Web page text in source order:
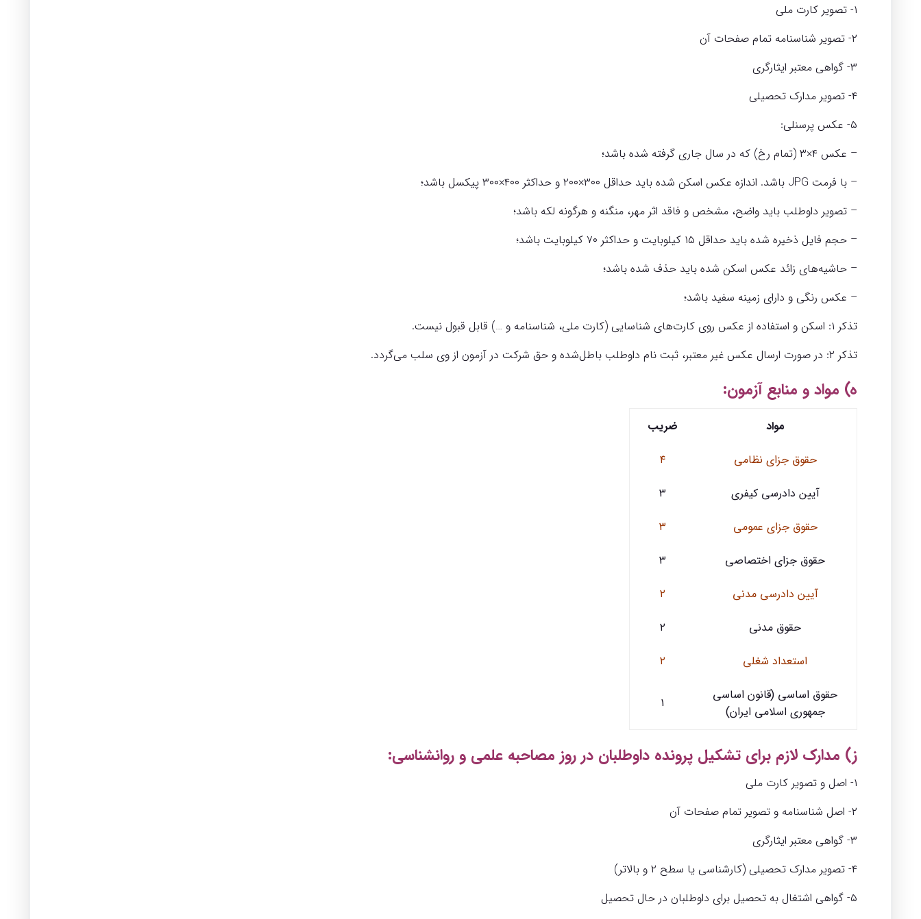
۱- تصویر کارت ملی
۲- تصویر شناسنامه تمام صفحات آن
۳- گواهی معتبر ایثارگری
۴- تصویر مدارک تحصیلی
۵- عکس پرسنلی:
– عکس ۴×۳ (تمام رخ) که در سال جاری گرفته شده باشد؛
– با فرمت JPG باشد. اندازه عکس اسکن شده باید حداقل ۳۰۰×۲۰۰ و حداکثر ۴۰۰×۳۰۰ پیکسل باشد؛
– تصویر داوطلب باید واضح، مشخص و فاقد اثر مهر، منگنه و هرگونه لکه باشد؛
– حجم فایل ذخیره شده باید حداقل ۱۵ کیلوبایت و حداکثر ۷۰ کیلوبایت باشد؛
– حاشیه‌های زائد عکس اسکن شده باید حذف شده باشد؛
– عکس رنگی و دارای زمینه سفید باشد؛
تذکر ۱: اسکن و استفاده از عکس روی کارت‌های شناسایی (کارت ملی، شناسنامه و …) قابل قبول نیست.
تذکر ۲: در صورت ارسال عکس غیر معتبر، ثبت نام داوطلب باطل‌شده و حق شرکت در آزمون از وی سلب می‌گردد.
ه) مواد و منابع آزمون:
مواد
ضریب
حقوق جزای نظامی
۴
آیین دادرسی کیفری
۳
حقوق جزای عمومی
۳
حقوق جزای اختصاصی
۳
آیین دادرسی مدنی
۲
حقوق مدنی
۲
استعداد شغلی
۲
حقوق اساسی (قانون اساسی
جمهوری اسلامی ایران)
۱
ز) مدارک لازم برای تشکیل پرونده داوطلبان در روز مصاحبه علمی و روانشناسی:
۱- اصل و تصویر کارت ملی
۲- اصل شناسنامه و تصویر تمام صفحات آن
۳- گواهی معتبر ایثارگری
۴- تصویر مدارک تحصیلی (کارشناسی یا سطح ۲ و بالاتر)
۵- گواهی اشتغال به تحصیل برای داوطلبان در حال تحصیل